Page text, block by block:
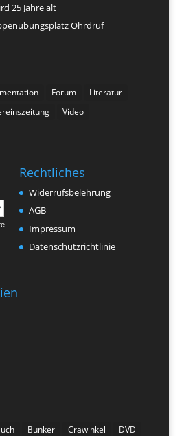
25 Jahre alt
Ohrdruf
Forum
Literatur
Video
Rechtliches
Widerrufsbelehrung
AGB
Impressum
Datenschutzrichtlinie
Bunker Crawinkel
DVD